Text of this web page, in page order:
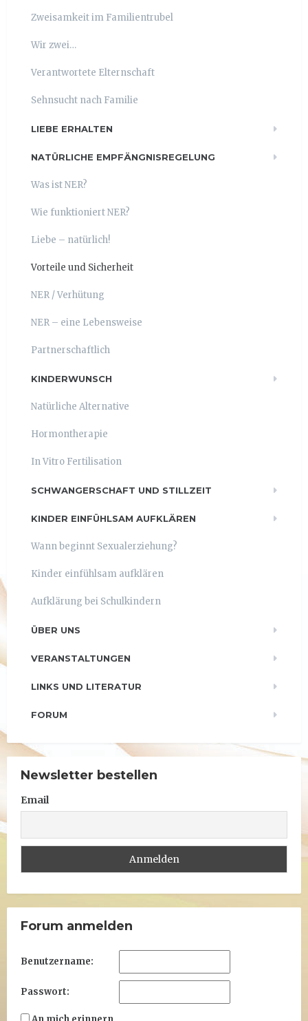
Zweisamkeit im Familientrubel
Wir zwei…
Verantwortete Elternschaft
Sehnsucht nach Familie
LIEBE ERHALTEN
NATÜRLICHE EMPFÄNGNISREGELUNG
Was ist NER?
Wie funktioniert NER?
Liebe – natürlich!
Vorteile und Sicherheit
NER / Verhütung
NER – eine Lebensweise
Partnerschaftlich
KINDERWUNSCH
Natürliche Alternative
Hormontherapie
In Vitro Fertilisation
SCHWANGERSCHAFT UND STILLZEIT
KINDER EINFÜHLSAM AUFKLÄREN
Wann beginnt Sexualerziehung?
Kinder einfühlsam aufklären
Aufklärung bei Schulkindern
ÜBER UNS
VERANSTALTUNGEN
LINKS UND LITERATUR
FORUM
Newsletter bestellen
Email
Forum anmelden
Benutzername:
Passwort: